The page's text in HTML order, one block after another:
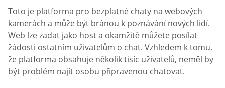
Toto je platforma pro bezplatné chaty na webových
kamerách a může být bránou k poznávání nových lidí.
Web lze zadat jako host a okamžitě můžete posílat
žádosti ostatním uživatelům o chat. Vzhledem k tomu,
že platforma obsahuje několik tisíc uživatelů, neměl by
být problém najít osobu připravenou chatovat.